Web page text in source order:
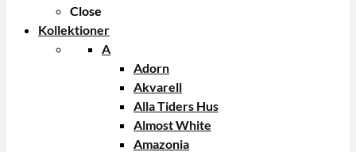
Close
Kollektioner
A
Adorn
Akvarell
Alla Tiders Hus
Almost White
Amazonia